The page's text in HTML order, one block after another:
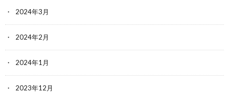
2024年3月
2024年2月
2024年1月
2023年12月